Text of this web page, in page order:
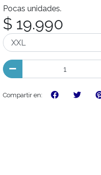
Pocas unidades.
$ 19.990
Compartir en: